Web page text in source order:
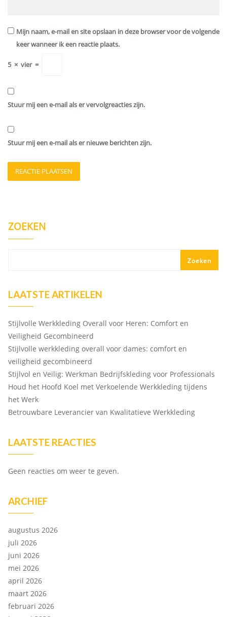
Mijn naam, e-mail en site opslaan in deze browser voor de volgende
keer wanneer ik een reactie plaats.
5 × vier =
Stuur mij een e-mail als er vervolgreacties zijn.
Stuur mij een e-mail als er nieuwe berichten zijn.
ZOEKEN
Zoeken
LAATSTE ARTIKELEN
Stijlvolle Werkkleding Overall voor Heren: Comfort en
Veiligheid Gecombineerd
Stijlvolle werkkleding overall voor dames: comfort en
veiligheid gecombineerd
Stijlvol en Veilig: Werkman Bedrijfskleding voor Professionals
Houd het Hoofd Koel met Verkoelende Werkkleding tijdens
het Werk
Betrouwbare Leverancier van Kwalitatieve Werkkleding
LAATSTE REACTIES
Geen reacties om weer te geven.
ARCHIEF
augustus 2026
juli 2026
juni 2026
mei 2026
april 2026
maart 2026
februari 2026